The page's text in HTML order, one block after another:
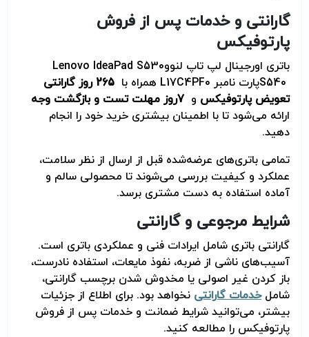
گارانتی و خدمات پس از فروش
پارتوفیکس
باتری اورجینال لپ تاپ لنووLenovo IdeaPad S530
S540پارت نامبر L17C4PF0 همراه با
265 روز گارانتی
تعویض پارتوفیکس و 7روز مهلت تست و بازگشت وجه
ارائه می‌شود تا با اطمینان بیشتری خرید خود را انجام
دهید.
تمامی باتری‌های عرضه‌شده قبل از ارسال از نظر سلامت،
عملکرد و کیفیت بررسی می‌شوند تا محصولی سالم و
آماده استفاده به دست مشتری برسد.
شرایط مرجوعی و گارانتی
گارانتی باتری شامل ایرادات فنی و عملکردی باتری است.
آسیب‌های ناشی از ضربه، نفوذ مایعات، استفاده نادرست،
باز کردن غیر اصولی یا مخدوش شدن برچسب گارانتی،
شاملخدمات گارانتی نخواهد بود. برای اطلاع از جزئیات
بیشتر، می‌توانید شرایط ضمانت و خدمات پس از فروش
پارتوفیکس را مطالعه کنید.